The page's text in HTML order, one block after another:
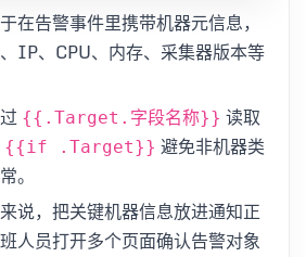
在告警事件里携带机器元信息，
IP、CPU、内存、采集器版本等
{{.Target.字段名称}} 读取
{{if .Target}} 避免非机器类
。
说，把关键机器信息放进通知正
人员打开多个页面确认告警对象